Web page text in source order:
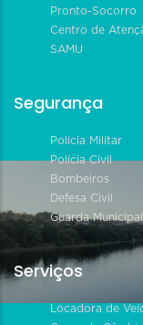
Pronto-Socorro
Centro de
SAMU
Segurança
Polícia Militar
Polícia Civil
Bombeiros
Defesa Civil
Guarda Municipal
Serviços
Locadora de